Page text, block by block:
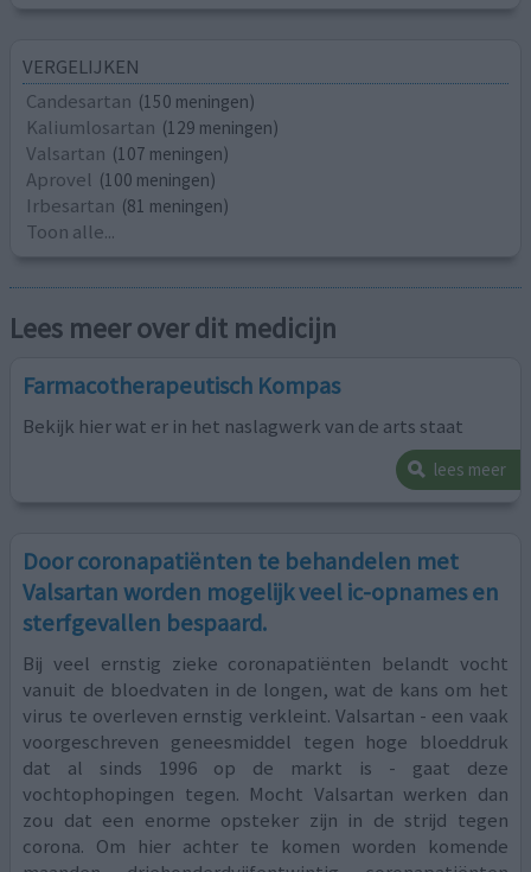
VERGELIJKEN
Candesartan (150 meningen)
Kaliumlosartan (129 meningen)
Valsartan (107 meningen)
Aprovel (100 meningen)
Irbesartan (81 meningen)
Toon alle...
Lees meer over dit medicijn
Farmacotherapeutisch Kompas
Bekijk hier wat er in het naslagwerk van de arts staat
lees meer
Door coronapatiënten te behandelen met
Valsartan worden mogelijk veel ic-opnames en
sterfgevallen bespaard.
Bij veel ernstig zieke coronapatiënten belandt vocht
vanuit de bloedvaten in de longen, wat de kans om het
virus te overleven ernstig verkleint. Valsartan - een vaak
voorgeschreven geneesmiddel tegen hoge bloeddruk
dat al sinds 1996 op de markt is - gaat deze
vochtophopingen tegen. Mocht Valsartan werken dan
zou dat een enorme opsteker zijn in de strijd tegen
corona. Om hier achter te komen worden komende